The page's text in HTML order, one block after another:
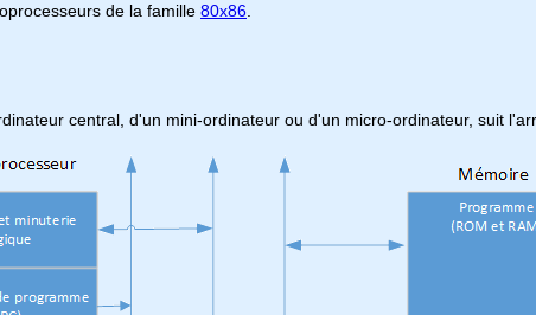
de la famille 80x86
central, d'un mini-ordinateur ou d'un micro-ordinateur, suit